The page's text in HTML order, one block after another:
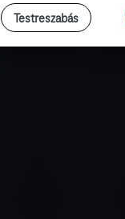
Testreszabás